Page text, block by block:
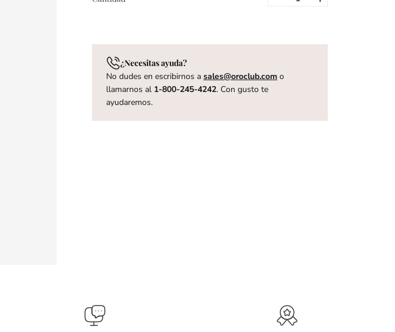
¿Necesitas ayuda?
No dudes en escribirnos asales@oroclub.com o
llamarnos al 1-800-245-4242. Con gusto te
ayudaremos.